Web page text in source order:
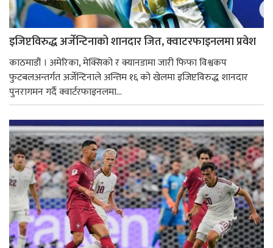
इजिप्टविरुद्ध अर्जेन्टिनाको शानदार जित, क्वाटरफाइनलमा प्रवेश
काठमाडौं । अमेरिका, मेक्सिको र क्यानडामा जारी फिफा विश्वकप
फुटबलअन्तर्गत अर्जेन्टिनाले अन्तिम १६ को खेलमा इजिप्टविरुद्ध शानदार
पुनरागमन गर्दै क्वार्टरफाइनलमा...